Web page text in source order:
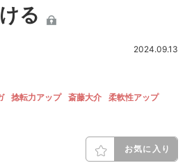
る
2024.09.13
捻転力アップ 斎藤大介 柔軟性アップ
お気に入り